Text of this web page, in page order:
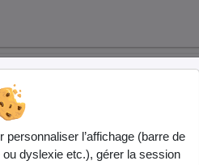
l’affichage (barre de
dyslexie etc.), gérer la session